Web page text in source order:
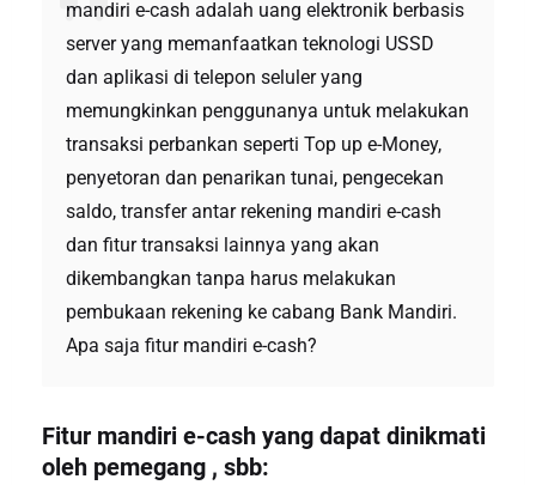
mandiri e-cash adalah uang elektronik berbasis
server yang memanfaatkan teknologi USSD
dan aplikasi di telepon seluler yang
memungkinkan penggunanya untuk melakukan
transaksi perbankan seperti Top up e-Money,
penyetoran dan penarikan tunai, pengecekan
saldo, transfer antar rekening mandiri e-cash
dan fitur transaksi lainnya yang akan
dikembangkan tanpa harus melakukan
pembukaan rekening ke cabang Bank Mandiri.
Apa saja fitur mandiri e-cash?
Fitur mandiri e-cash yang dapat dinikmati
oleh pemegang , sbb: